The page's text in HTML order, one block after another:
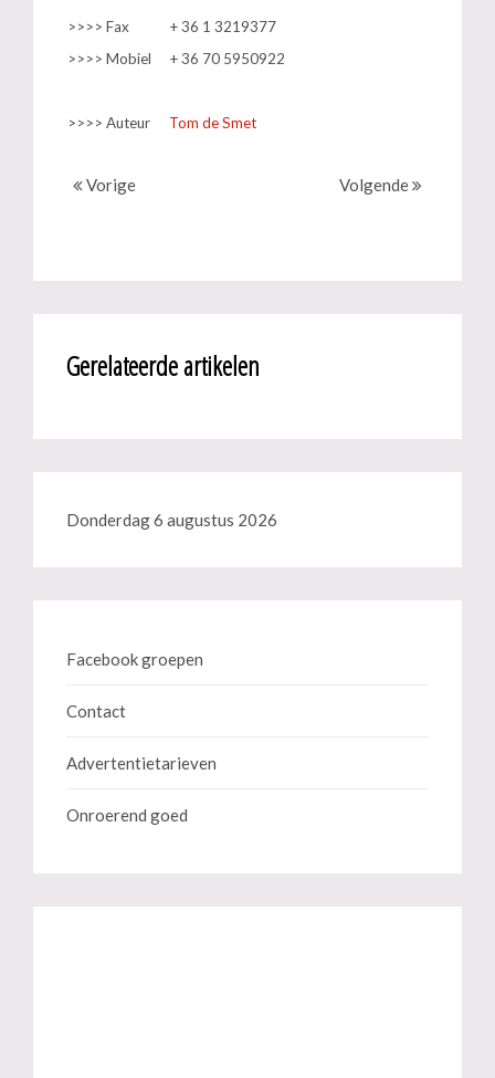
>>>> Fax
+ 36 1 3219377
>>>> Mobiel
+ 36 70 5950922
>>>> Auteur Tom de Smet
Vorige Volgende
Gerelateerde artikelen
Donderdag 6 augustus 2026
Facebook groepen
Contact
Advertentietarieven
Onroerend goed